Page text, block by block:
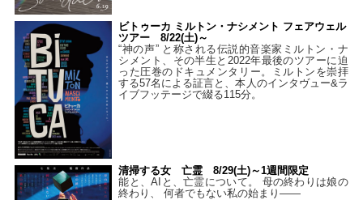
ビトゥーカ ミルトン・ナシメント フェアウェル
ツアー 8/22(土)～
“神の声” と称される伝説的音楽家ミルトン・ナ
シメント、その半生と2022年最後のツアーに迫
った圧巻のドキュメンタリー。ミルトンを崇拝
する57名による証言と、本人のインタヴュー&ラ
イブフッテージで綴る115分。
清掃する女 亡霊 8/29(土)～1週間限定
能と、AIと、亡霊について。 母の終わりは娘の
終わり、 何者でもない私の始まり――